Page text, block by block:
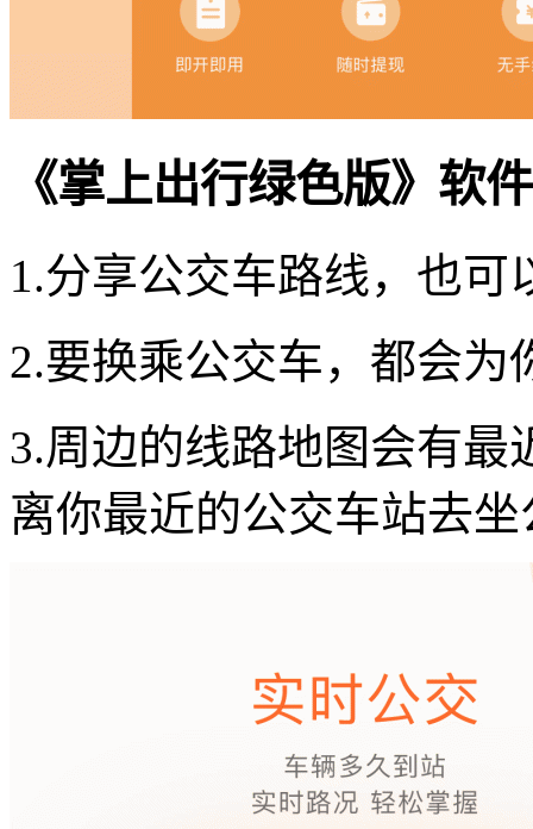
《掌上出行绿色版》软
1.分享公交车路线，也
2.要换乘公交车，都会为
3.周边的线路地图会有
离你最近的公交车站去坐